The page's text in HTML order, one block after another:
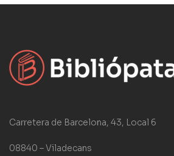
Carretera de Barcelona, 43, Local 6
08840 – Viladecans